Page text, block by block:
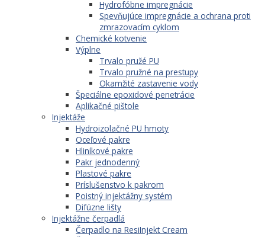
Hydrofóbne impregnácie
Spevňujúce impregnácie a ochrana proti
zmrazovacím cyklom
Chemické kotvenie
Výplne
Trvalo pružé PU
Trvalo pružné na prestupy
Okamžité zastavenie vody
Špeciálne epoxidové penetrácie
Aplikačné pištole
Injektáže
Hydroizolačné PU hmoty
Oceľové pakre
Hliníkové pakre
Pakr jednodenný
Plastové pakre
Príslušenstvo k pakrom
Poistný injektážny systém
Difúzne lišty
Injektážne čerpadlá
Čerpadlo na ResiInjekt Cream